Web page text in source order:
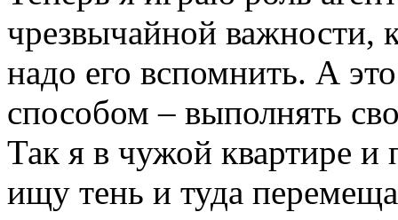
чрезвычайной важности,
надо его вспомнить. А
способом – выполнять
Так я в чужой квартире и
ищу тень и туда